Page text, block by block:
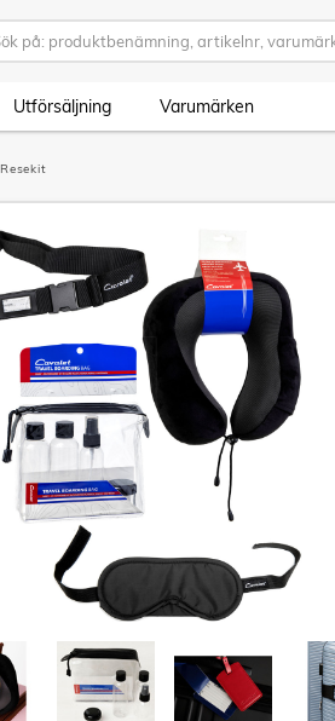
Utförsäljning Varumärken
Resekit